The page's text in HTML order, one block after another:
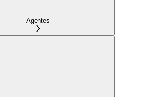
Agentes